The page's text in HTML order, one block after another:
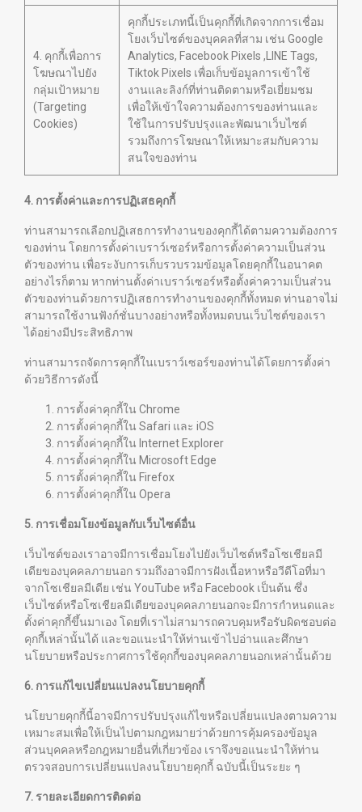
4. คุกกี้เพื่อการ
โฆษณาไปยัง
กลุ่มเป้าหมาย
(Targeting
Cookies)
คุกกี้ประเภทนี้เป็นคุกกี้ที่เกิดจากการเชื่อม
โยงเว็บไซต์ของบุคคลที่สาม เช่น Google
Analytics, Facebook Pixels ,LINE Tags,
Tiktok Pixels เพื่อเก็บข้อมูลการเข้าใช้
งานและลิงก์ที่ท่านติดตามหรือเยี่ยมชม
เพื่อให้เข้าใจความต้องการของท่านและ
ใช้ในการปรับปรุงและพัฒนาเว็บไซต์
รวมถึงการโฆษณาให้เหมาะสมกับความ
สนใจของท่าน
4. การตั้งค่าและการปฏิเสธคุกกี้
ท่านสามารถเลือกปฏิเสธการทำงานของคุกกี้ได้ตามความต้องการ
ของท่าน โดยการตั้งค่าเบราว์เซอร์หรือการตั้งค่าความเป็นส่วน
ตัวของท่าน เพื่อระงับการเก็บรวบรวมข้อมูลโดยคุกกี้ในอนาคต
อย่างไรก็ตาม หากท่านตั้งค่าเบราว์เซอร์หรือตั้งค่าความเป็นส่วน
ตัวของท่านด้วยการปฏิเสธการทำงานของคุกกี้ทั้งหมด ท่านอาจไม่
สามารถใช้งานฟังก์ชั่นบางอย่างหรือทั้งหมดบนเว็บไซต์ของเรา
ได้อย่างมีประสิทธิภาพ
ท่านสามารถจัดการคุกกี้ในเบราว์เซอร์ของท่านได้โดยการตั้งค่า
ด้วยวิธีการดังนี้
การตั้งค่าคุกกี้ใน Chrome
การตั้งค่าคุกกี้ใน Safari และ iOS
การตั้งค่าคุกกี้ใน Internet Explorer
การตั้งค่าคุกกี้ใน Microsoft Edge
การตั้งค่าคุกกี้ใน Firefox
การตั้งค่าคุกกี้ใน Opera
5. การเชื่อมโยงข้อมูลกับเว็บไซต์อื่น
เว็บไซต์ของเราอาจมีการเชื่อมโยงไปยังเว็บไซต์หรือโซเชียลมี
เดียของบุคคลภายนอก รวมถึงอาจมีการฝังเนื้อหาหรือวีดีโอที่มา
จากโซเชียลมีเดีย เช่น YouTube หรือ Facebook เป็นต้น ซึ่ง
เว็บไซต์หรือโซเชียลมีเดียของบุคคลภายนอกจะมีการกำหนดและ
ตั้งค่าคุกกี้ขึ้นมาเอง โดยที่เราไม่สามารถควบคุมหรือรับผิดชอบต่อ
คุกกี้เหล่านั้นได้ และขอแนะนำให้ท่านเข้าไปอ่านและศึกษา
นโยบายหรือประกาศการใช้คุกกี้ของบุคคลภายนอกเหล่านั้นด้วย
6. การแก้ไขเปลี่ยนแปลงนโยบายคุกกี้
นโยบายคุกกี้นี้อาจมีการปรับปรุงแก้ไขหรือเปลี่ยนแปลงตามความ
เหมาะสมเพื่อให้เป็นไปตามกฎหมายว่าด้วยการคุ้มครองข้อมูล
ส่วนบุคคลหรือกฎหมายอื่นที่เกี่ยวข้อง เราจึงขอแนะนำให้ท่าน
ตรวจสอบการเปลี่ยนแปลงนโยบายคุกกี้ ฉบับนี้เป็นระยะ ๆ
7. รายละเอียดการติดต่อ